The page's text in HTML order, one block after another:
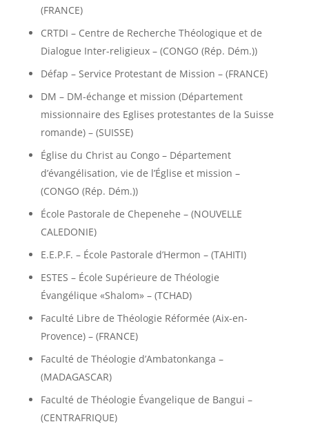
(FRANCE)
CRTDI – Centre de Recherche Théologique et de
Dialogue Inter-religieux – (CONGO (Rép. Dém.))
Défap – Service Protestant de Mission – (FRANCE)
DM – DM-échange et mission (Département
missionnaire des Eglises protestantes de la Suisse
romande) – (SUISSE)
Église du Christ au Congo – Département
d’évangélisation, vie de l’Église et mission –
(CONGO (Rép. Dém.))
École Pastorale de Chepenehe – (NOUVELLE
CALEDONIE)
E.E.P.F. – École Pastorale d’Hermon – (TAHITI)
ESTES – École Supérieure de Théologie
Évangélique «Shalom» – (TCHAD)
Faculté Libre de Théologie Réformée (Aix-en-
Provence) – (FRANCE)
Faculté de Théologie d’Ambatonkanga –
(MADAGASCAR)
Faculté de Théologie Évangelique de Bangui –
(CENTRAFRIQUE)